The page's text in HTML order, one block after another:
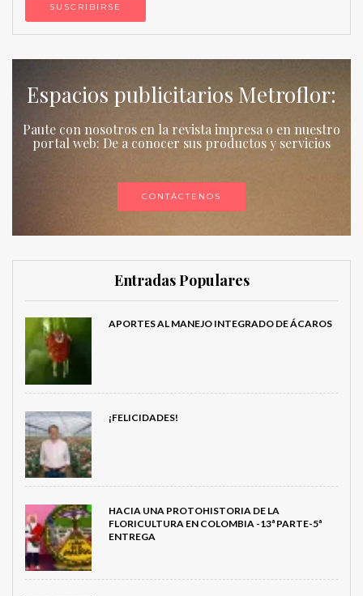
Espacios publicitarios Metroflor:
Paute con nosotros en la revista impresa o en nuestro
portal web: De a conocer sus productos y servicios
CONTÁCTENOS
Entradas Populares
APORTES AL MANEJO INTEGRADO DE ÁCAROS
¡FELICIDADES!
HACIA UNA PROTOHISTORIA DE LA
FLORICULTURA EN COLOMBIA -13ª PARTE-5ª
ENTREGA